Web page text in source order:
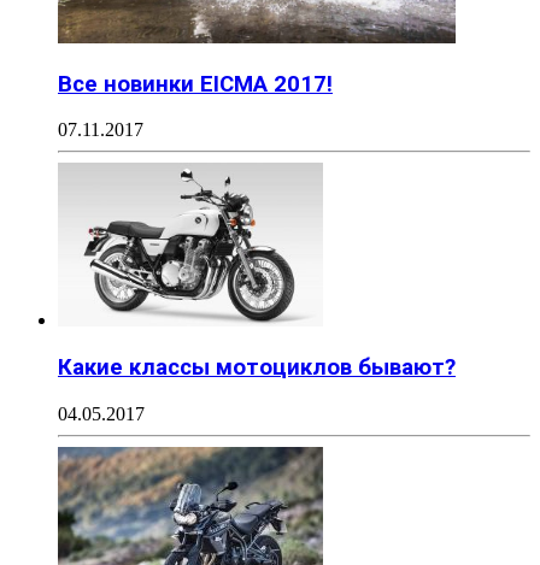
Все новинки EICMA 2017!
07.11.2017
Какие классы мотоциклов бывают?
04.05.2017